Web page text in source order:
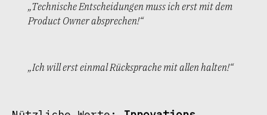
„Technische Entscheidungen muss ich erst mit dem
Product Owner absprechen!“
„Ich will erst einmal Rücksprache mit allen halten!“